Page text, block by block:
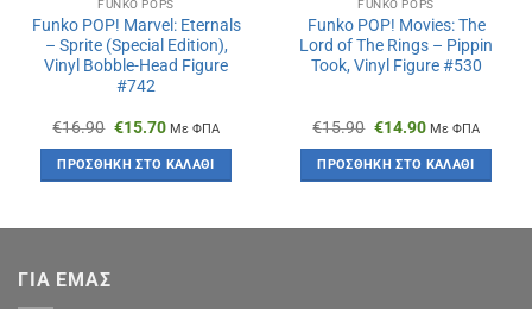
FUNKO POPS
Funko POP! Marvel: Eternals
– Sprite (Special Edition),
Vinyl Bobble-Head Figure
#742
€16.90 Original
was:
€16.90.
€15.70Η
τιμή
είναι:
€15.70.
Με ΦΠΑ
ΠΡΟΣΘΉΚΗ ΣΤΟ ΚΑΛΆΘΙ
FUNKO POPS
Funko POP! Movies: The
Lord of The Rings – Pippin
Took, Vinyl Figure #530
€15.90 Original
was:
€15.90.
€14.90Η
τιμή
είναι:
€14.90.
Με ΦΠΑ
ΠΡΟΣΘΉΚΗ ΣΤΟ ΚΑΛΆΘΙ
ΓΙΑ ΕΜΑΣ